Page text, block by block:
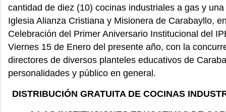
cantidad de diez (10) cocinas industriales a gas y
Iglesia Alianza Cristiana y Misionera de Carabayllo,
Celebración del Primer Aniversario Institucional del
Viernes 15 de Enero del presente año, con la
directores de diversos planteles educativos de
personalidades y público en general.
DISTRIBUCIÓN GRATUITA DE COCINAS